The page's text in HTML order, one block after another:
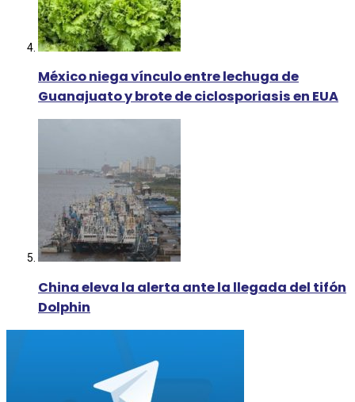
México niega vínculo entre lechuga de
Guanajuato y brote de ciclosporiasis en EUA
China eleva la alerta ante la llegada del tifón
Dolphin